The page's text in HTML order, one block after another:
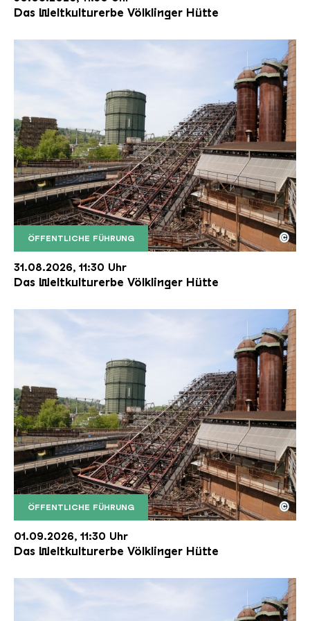
Das Weltkulturerbe Völklinger Hütte
ÖFFENTLICHE FÜHRUNG
Der Erzschrägaufzug der Völklinger Hütte mit
Copyright: Weltkulturerbe Völklinger Hütte | Karl
©
31.08.2026, 11:30 Uhr
Das Weltkulturerbe Völklinger Hütte
ÖFFENTLICHE FÜHRUNG
Der Erzschrägaufzug der Völklinger Hütte mit
Copyright: Weltkulturerbe Völklinger Hütte | Karl
©
01.09.2026, 11:30 Uhr
Das Weltkulturerbe Völklinger Hütte